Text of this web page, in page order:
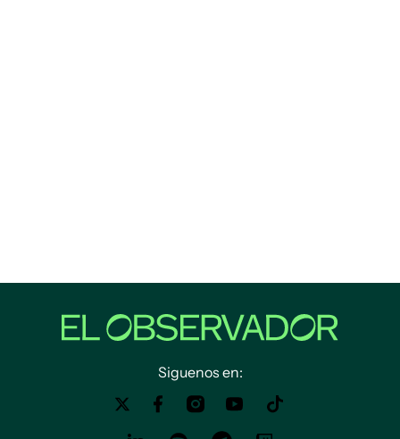
Siguenos en: